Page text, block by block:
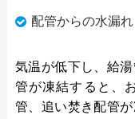
配管からの水漏れ
気温が低下し、給
管が凍結すると、
管、追い焚き配管